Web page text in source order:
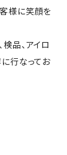
様に笑顔を
品、アイロ
行なってお